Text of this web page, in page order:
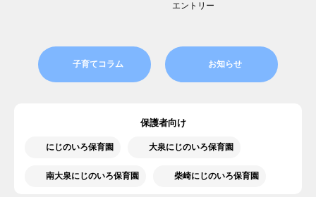
エントリー
子育てコラム お知らせ
保護者向け
にじのいろ保育園 大泉にじのいろ保育園
南大泉にじのいろ保育園 柴崎にじのいろ保育園